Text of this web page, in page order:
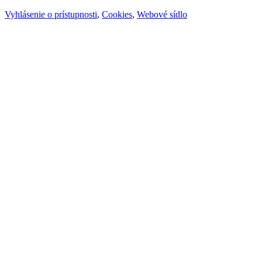
Vyhlásenie o prístupnosti, Cookies, Webové sídlo